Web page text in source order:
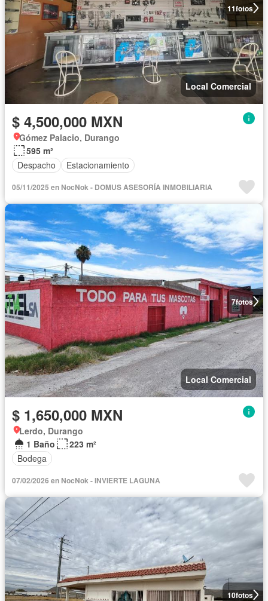
11fotos
Local Comercial
$ 4,500,000 MXN
Gómez Palacio, Durango
595 m²
Despacho
Estacionamiento
05/11/2025 en NocNok - DOMUS ASESORÍA INMOBILIARIA
7fotos
Local Comercial
$ 1,650,000 MXN
Lerdo, Durango
1 Baño
223 m²
Bodega
07/02/2026 en NocNok - INVIERTE LAGUNA
10fotos